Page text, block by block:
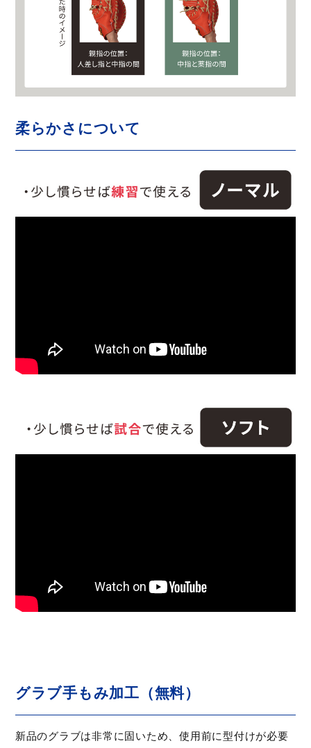
柔らかさについて
グラブ手もみ加工（無料）
新品のグラブは非常に固いため、使用前に型付けが必要